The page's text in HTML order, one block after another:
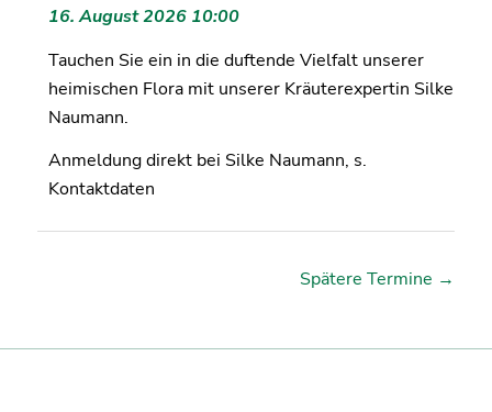
16. August 2026 10:00
Tauchen Sie ein in die duftende Vielfalt unserer
heimischen Flora mit unserer Kräuterexpertin Silke
Naumann.
Anmeldung direkt bei Silke Naumann, s.
Kontaktdaten
Spätere Termine →